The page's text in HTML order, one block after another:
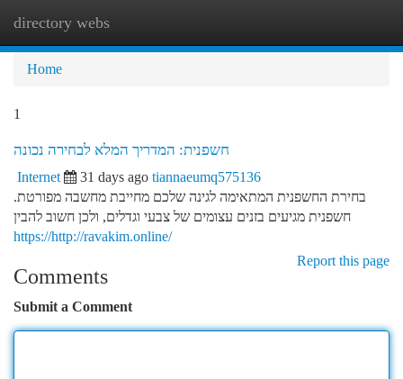
directory webs
Home
1
חשפנית: המדריך המלא לבחירה נכונה
Internet 31 days ago tiannaeumq575136
בחירת החשפנית המתאימה לגינה שלכם מחייבת מחשבה מפורטת.
חשפנית מגיעים בזנים עצומים של צבעי וגדלים, ולכן חשוב להבין
https://http://ravakim.online/
Report this page
Comments
Submit a Comment